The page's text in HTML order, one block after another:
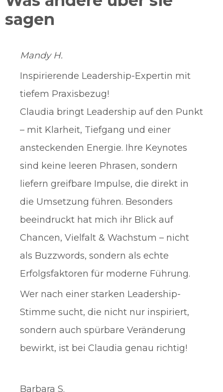
sagen
Mandy H.
Inspirierende Leadership-Expertin mit
tiefem Praxisbezug!
Claudia bringt Leadership auf den Punkt
– mit Klarheit, Tiefgang und einer
ansteckenden Energie. Ihre Keynotes
sind keine leeren Phrasen, sondern
liefern greifbare Impulse, die direkt in
die Umsetzung führen. Besonders
beeindruckt hat mich ihr Blick auf
Chancen, Vielfalt & Wachstum – nicht
als Buzzwords, sondern als echte
Erfolgsfaktoren für moderne Führung.
Wer nach einer starken Leadership-
Stimme sucht, die nicht nur inspiriert,
sondern auch spürbare Veränderung
bewirkt, ist bei Claudia genau richtig!
Barbara S.